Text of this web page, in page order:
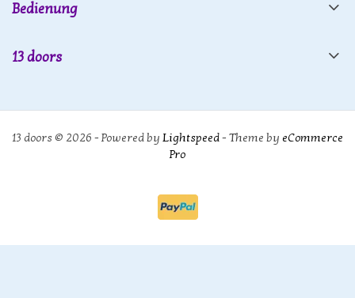
Bedienung
13 doors
13 doors © 2026 - Powered by Lightspeed- Theme by eCommerce
Pro